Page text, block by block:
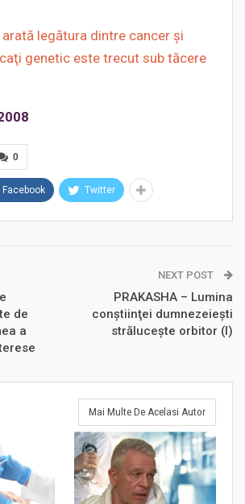
legătura dintre cancer şi
genetic este trecut sub tăcere
0
Facebook Twitter
de
a
NEXT POST
PRAKASHA – Lumina
conştiinţei dumnezeiești
străluceşte orbitor (I)
Mai Multe De Acelasi Autor